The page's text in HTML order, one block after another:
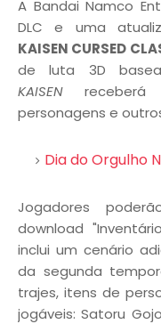
A Bandai Namco
DLC e uma
KAISEN CURSED
de luta 3D
KAISEN receberá
personagens e
Dia do Orgulho
Jogadores
download
inclui um cenário
da segunda
trajes, itens de
jogáveis: Satoru